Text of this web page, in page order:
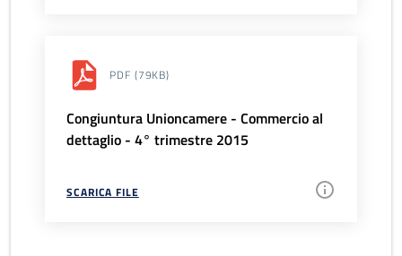
PDF (79KB)
Congiuntura Unioncamere - Commercio al
dettaglio - 4° trimestre 2015
SCARICA FILE